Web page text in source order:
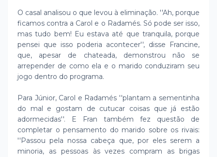
O casal analisou o que levou à eliminação. ''Ah, porque
ficamos contra a Carol e o Radamés. Só pode ser isso,
mas tudo bem! Eu estava até que tranquila, porque
pensei que isso poderia acontecer'', disse Francine,
que, apesar de chateada, demonstrou não se
arrepender de como ela e o marido conduziram seu
jogo dentro do programa.
Para Júnior, Carol e Radamés ''plantam a sementinha
do mal e gostam de cutucar coisas que já estão
adormecidas''. E Fran também fez questão de
completar o pensamento do marido sobre os rivais:
''Passou pela nossa cabeça que, por eles serem a
minoria, as pessoas às vezes compram as brigas